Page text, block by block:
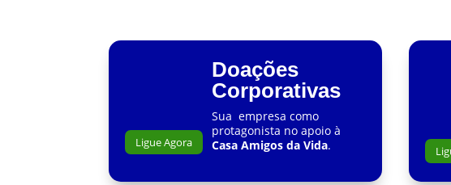
Doações
Corporativas
Sua empresa como
protagonista no apoio à
Casa Amigos da Vida.
Ligue Agora